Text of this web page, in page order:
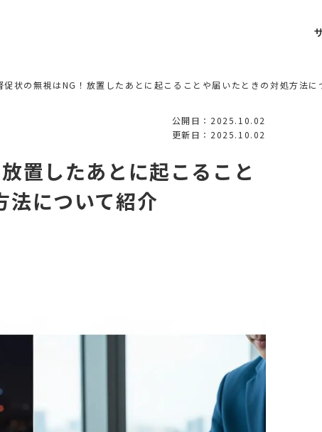
促状の無視はNG！放置したあとに起こることや届いたときの対処方法に
公開日：2025.10.02
更新日：2025.10.02
置したあとに起こること
法について紹介